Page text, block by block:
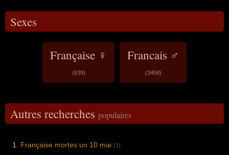
Sexes
Française ♀
(639)
Francais ♂
(3458)
Autres recherches populaires
Française mortes un 10 mai (1)